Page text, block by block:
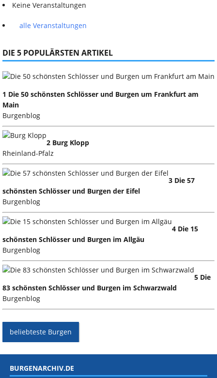
Keine Veranstaltungen
alle Veranstaltungen
DIE 5 POPULÄRSTEN ARTIKEL
1 Die 50 schönsten Schlösser und Burgen um Frankfurt am
Main
Burgenblog
2 Burg Klopp
Rheinland-Pfalz
3 Die 57
schönsten Schlösser und Burgen der Eifel
Burgenblog
4 Die 15
schönsten Schlösser und Burgen im Allgäu
Burgenblog
5 Die
83 schönsten Schlösser und Burgen im Schwarzwald
Burgenblog
beliebteste Burgen
BURGENARCHIV.DE